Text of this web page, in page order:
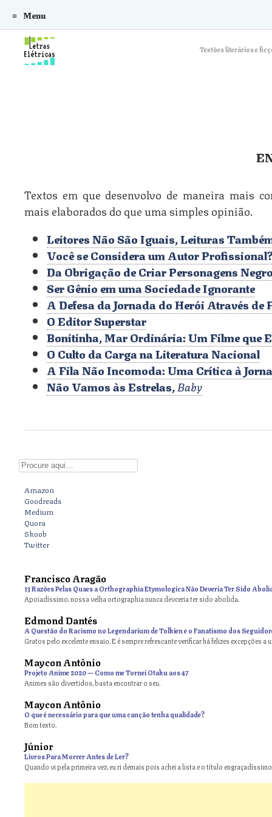
Textões literários e
Menu
Skip to content
Textos em que desenvolvo de maneira mais
mais elaborados do que uma simples opinião.
Leitores Não São Iguais, Leituras
Você se Considera um Autor
Da Obrigação de Criar Personagens
Ser Gênio em uma Sociedade Ignorante
A Defesa da Jornada do Herói Através de
O Editor Superstar
Bonitinha, Mar Ordinária: Um Filme que
O Culto da Carga na Literatura Nacional
A Fila Não Incomoda: Uma Crítica à
Não Vamos às Estrelas,Baby
Digite aqui
Amazon
Goodreads
Medium
Quora
Skoob
Twitter
Francisco Aragão
13 Razões Pelas Quaes a Orthographia Etymologica Não Deveria Ter Sido
Apoiadíssimo, nossa velha ortographia nunca devceria ter sido abolida.
Edmond Dantés
A Questão do Racismo no Legendarium de Tolkien e o Fanatismo dos
Gratos pelo excelente ensaio. E é sempre refrescante verificar há felizes excepções a
Maycon Antônio
Projeto Anime 2020 — Como me Tornei Otaku aos 47
Animes são divertidos, basta encontrar o seu.
Maycon Antônio
O que é necessário para que uma canção tenha qualidade?
Bom texto.
Júnior
Livros Para Morrer Antes de Ler?
Quando vi pela primeira vez, eu ri demais pois achei a lista e o título